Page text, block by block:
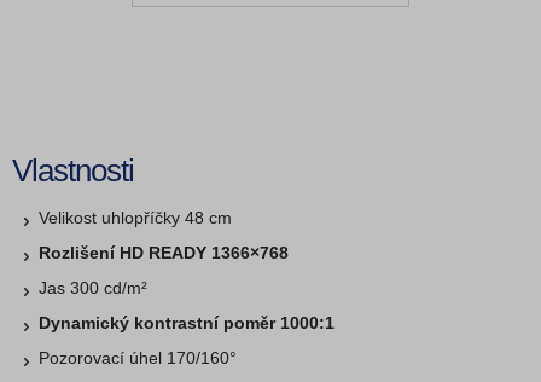
Vlastnosti
Velikost uhlopříčky 48 cm
Rozlišení HD READY 1366×768
Jas 300 cd/m²
Dynamický kontrastní poměr 1000:1
Pozorovací úhel 170/160°